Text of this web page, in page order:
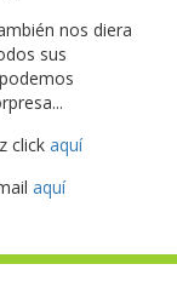
nos diera
sus
clickaquí
aquí